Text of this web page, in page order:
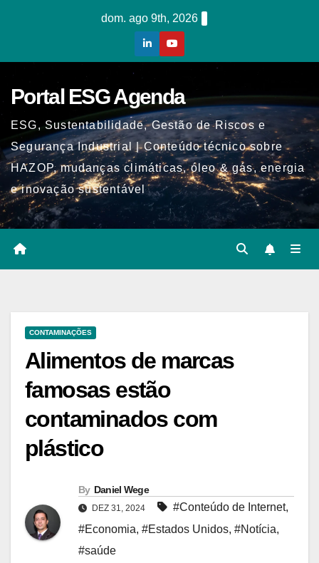
dom. ago 9th, 2026
Portal ESG Agenda
ESG, Sustentabilidade, Gestão de Riscos e
Segurança Industrial | Conteúdo técnico sobre
HAZOP, mudanças climáticas, óleo & gás, energia
e inovação sustentável
CONTAMINAÇÕES
Alimentos de marcas
famosas estão
contaminados com
plástico
By Daniel Wege
DEZ 31, 2024 #Conteúdo de Internet,
#Economia, #Estados Unidos, #Notícia,
#saúde